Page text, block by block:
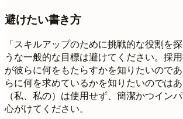
避けたい書き方
「スキルアップのために挑戦的な役割を
うな一般的な目標は避けてください。採
が彼らに何をもたらすかを知りたいので
らに何を求めているかを知りたいのでは
（私、私の）は使用せず、簡潔かつイン
心がけてください。